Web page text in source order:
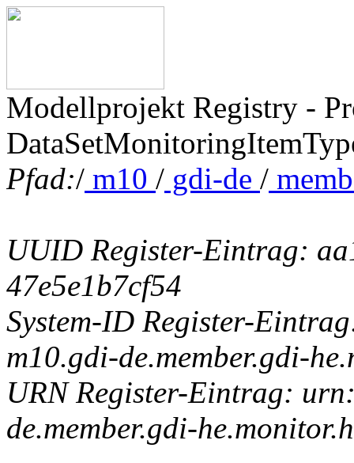
Modellprojekt Registry -
Pfad:/ m10 / gdi-de /
UUID Register-Eintrag:
47e5e1b7cf54
System-ID Register-
m10.gdi-de.member.gdi-
URN Register-Eintrag:
de.member.gdi-